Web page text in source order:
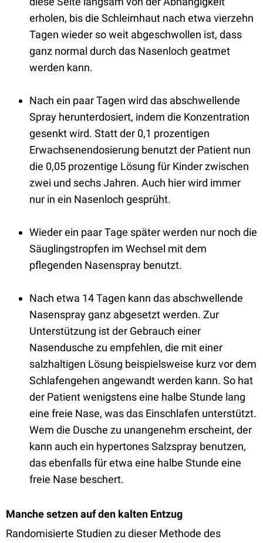
erholen, bis die Schleimhaut nach etwa vierzehn
Tagen wieder so weit abgeschwollen ist, dass
ganz normal durch das Nasenloch geatmet
werden kann.
Nach ein paar Tagen wird das abschwellende
Spray herunterdosiert, indem die Konzentration
gesenkt wird. Statt der 0,1 prozentigen
Erwachsenendosierung benutzt der Patient nun
die 0,05 prozentige Lösung für Kinder zwischen
zwei und sechs Jahren. Auch hier wird immer
nur in ein Nasenloch gesprüht.
Wieder ein paar Tage später werden nur noch die
Säuglingstropfen im Wechsel mit dem
pflegenden Nasenspray benutzt.
Nach etwa 14 Tagen kann das abschwellende
Nasenspray ganz abgesetzt werden. Zur
Unterstützung ist der Gebrauch einer
Nasendusche zu empfehlen, die mit einer
salzhaltigen Lösung beispielsweise kurz vor dem
Schlafengehen angewandt werden kann. So hat
der Patient wenigstens eine halbe Stunde lang
eine freie Nase, was das Einschlafen unterstützt.
Wem die Dusche zu unangenehm erscheint, der
kann auch ein hypertones Salzspray benutzen,
das ebenfalls für etwa eine halbe Stunde eine
freie Nase beschert.
Manche setzen auf den kalten Entzug
Randomisierte Studien zu dieser Methode des